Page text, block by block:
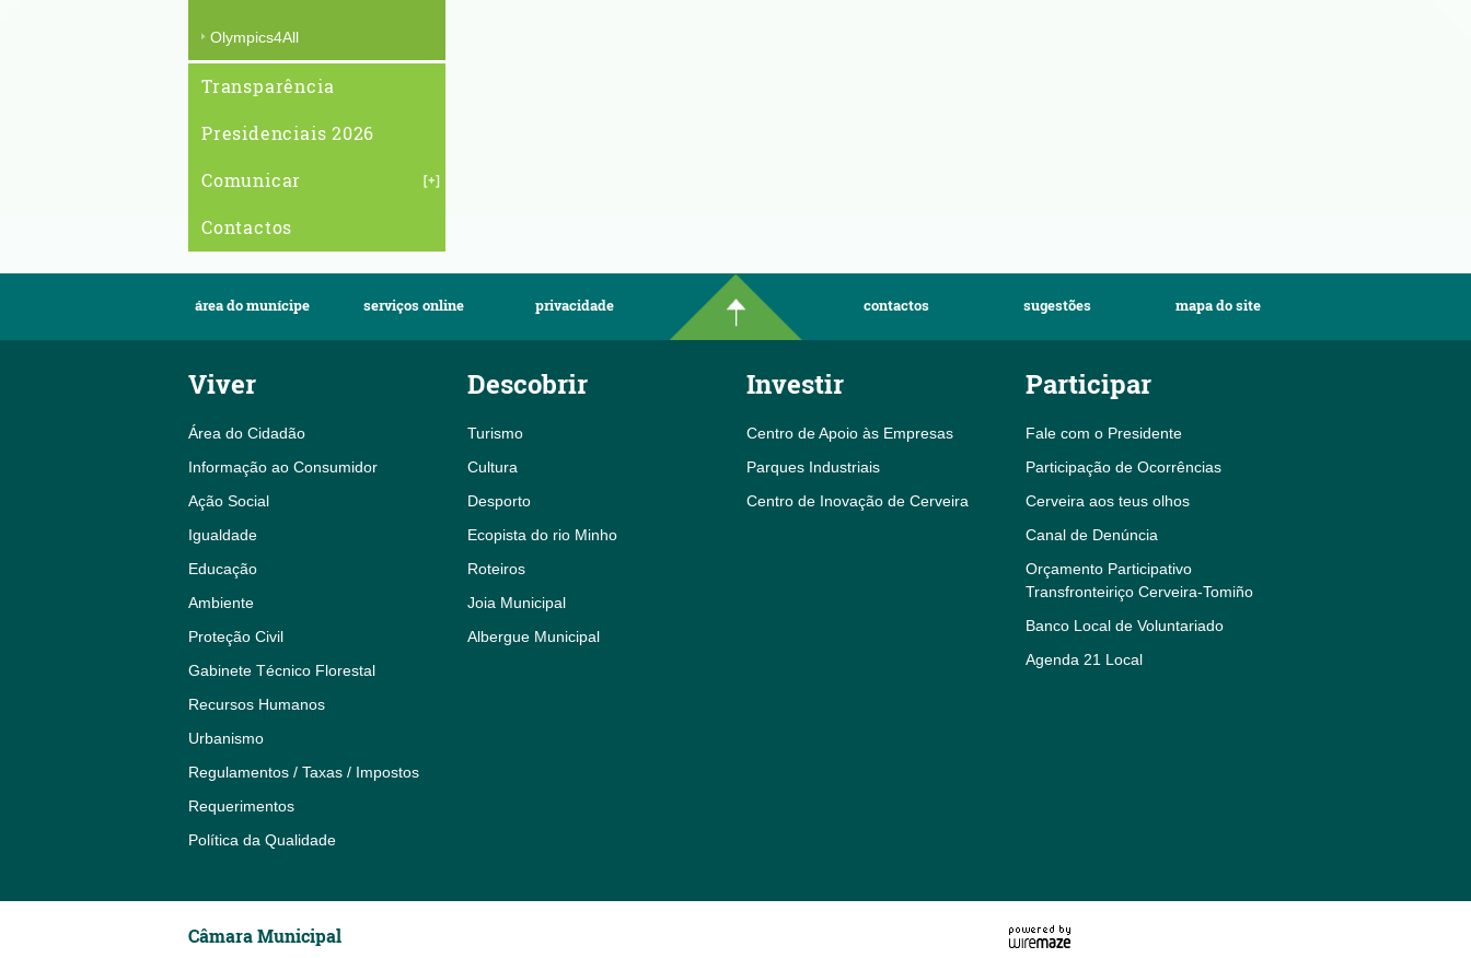
Olympics4All
Transparência
Presidenciais 2026
Comunicar
Contactos
área do munícipe serviços online privacidade contactos sugestões mapa do site
Viver
Área do Cidadão
Informação ao Consumidor
Ação Social
Igualdade
Educação
Ambiente
Proteção Civil
Gabinete Técnico Florestal
Recursos Humanos
Urbanismo
Regulamentos / Taxas / Impostos
Requerimentos
Política da Qualidade
Descobrir
Turismo
Cultura
Desporto
Ecopista do rio Minho
Roteiros
Joia Municipal
Albergue Municipal
Investir
Centro de Apoio às Empresas
Parques Industriais
Centro de Inovação de Cerveira
Participar
Fale com o Presidente
Participação de Ocorrências
Cerveira aos teus olhos
Canal de Denúncia
Orçamento Participativo
Transfronteiriço Cerveira-Tomiño
Banco Local de Voluntariado
Agenda 21 Local
Câmara Municipal